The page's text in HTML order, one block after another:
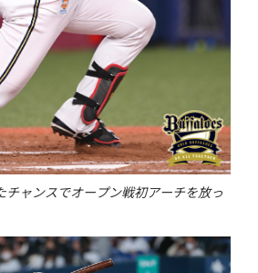
チャンスでオープン戦初アーチを放っ